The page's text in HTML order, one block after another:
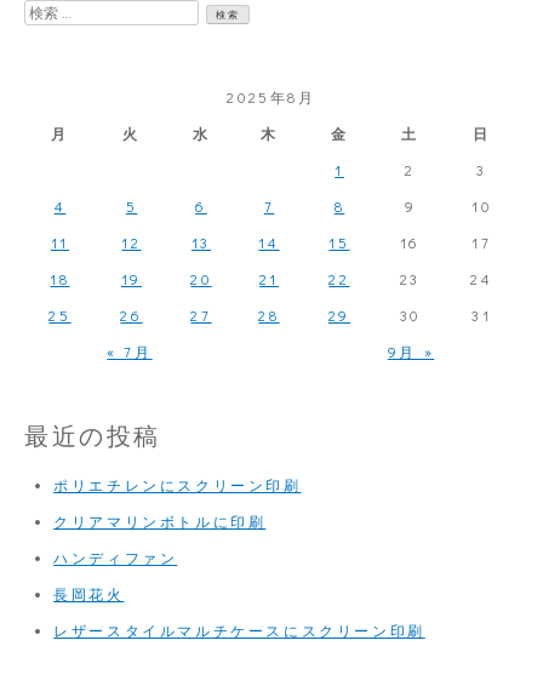
火
わ
検
2025年8月
月
火 水 木 金 土 日
« 7月 9月 »
1 2
3
4
5 6 7 8 9
10
11
12 13 14 15 16
17
18
19 20 21 22 23
24
25
26 27 28 29 30 31
最近の投稿
ポリエチレンにスクリーン印刷
クリアマリンボトルに印刷
ハンディファン
長岡花火
レザースタイルマルチケースにスクリーン印刷